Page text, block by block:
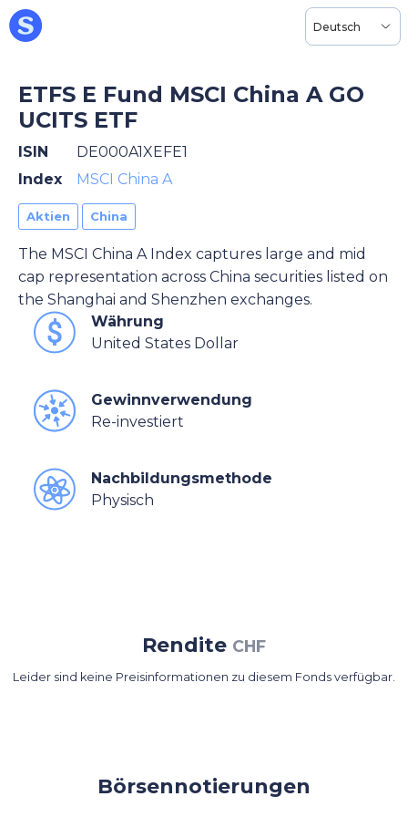
Deutsch
ETFS E Fund MSCI China A GO
UCITS ETF
ISIN
DE000A1XEFE1
Index
MSCI China A
Aktien China
The MSCI China A Index captures large and mid
cap representation across China securities listed on
the Shanghai and Shenzhen exchanges.
Währung
United States Dollar
Gewinnverwendung
Re-investiert
Nachbildungsmethode
Physisch
Rendite CHF
Leider sind keine Preisinformationen zu diesem Fonds verfügbar.
Börsennotierungen